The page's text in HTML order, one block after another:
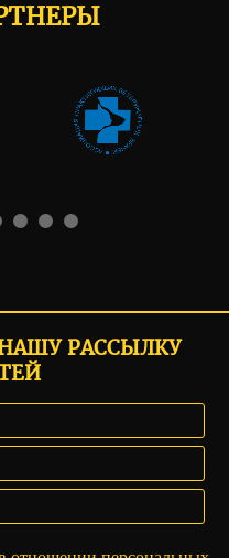
РАССЫЛКУ